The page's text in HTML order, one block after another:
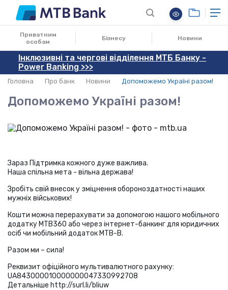
Приватним
особам
Бізнесу Новини
Інклюзивні та чергові відділення МТБ Банку -
Power Banking >>>
Головна Про банк Новини Допоможемо Україні разом!
Допоможемо Україні разом!
26.02.2022
Зараз Підтримка кожного дуже важлива.
Наша спільна мета - вільна держава!
Зробiть свiй внесок у зміцнення обороноздатності наших
мужніх військових!
Кошти можна перерахувати за допомогою нашого мобільного
додатку МТВ360 або через інтернет-банкинг для юридичних
оciб чи мобільний додаток МТВ-В.
Разом ми – сила!
Реквизит офіційного мультивалютного рахунку:
UA843000010000000047330992708
Детальніше http://surl.li/bliuw